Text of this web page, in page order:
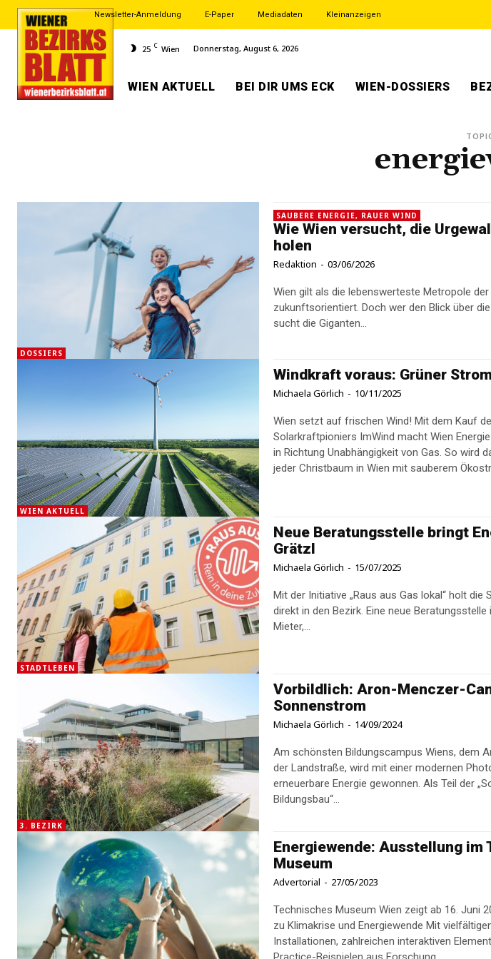
Newsletter-Anmeldung E-Paper Mediadaten Kleinanzeigen
25 C Wien Donnerstag, August 6, 2026
WIEN AKTUELL BEI DIR UMS ECK WIEN-DOSSIERS
DOSSIERS
SAUBERE ENERGIE, RAUER WIND
Wie Wien versucht, die
holen
Redaktion - 03/06/2026
Wien gilt als die lebenswerteste Metropole der
zukunftsorientiert. Doch wer den Blick über
sucht die Giganten...
WIEN AKTUELL
Windkraft voraus: Grüner
Michaela Görlich - 10/11/2025
Wien setzt auf frischen Wind! Mit dem Kauf
Solarkraftpioniers ImWind macht Wien
in Richtung Unabhängigkeit von Gas. So wird
jeder Christbaum in Wien mit sauberem
STADTLEBEN
Neue Beratungsstelle bringt
Grätzl
Michaela Görlich - 15/07/2025
Mit der Initiative „Raus aus Gas lokal“ holt die
direkt in den Bezirk. Eine neue
Mieter,...
3. BEZIRK
Vorbildlich: Aron-Menczer-
Sonnenstrom
Michaela Görlich - 14/09/2024
Am schönsten Bildungscampus Wiens, dem
der Landstraße, wird mit einer modernen
erneuerbare Energie gewonnen. Als Teil der
Bildungsbau“...
Energiewende: Ausstellung im
Museum
Advertorial - 27/05/2023
Technisches Museum Wien zeigt ab 16. Juni
zu Klimakrise und Energiewende Mit vielfältigen multimedialen
Installationen, zahlreichen interaktiven